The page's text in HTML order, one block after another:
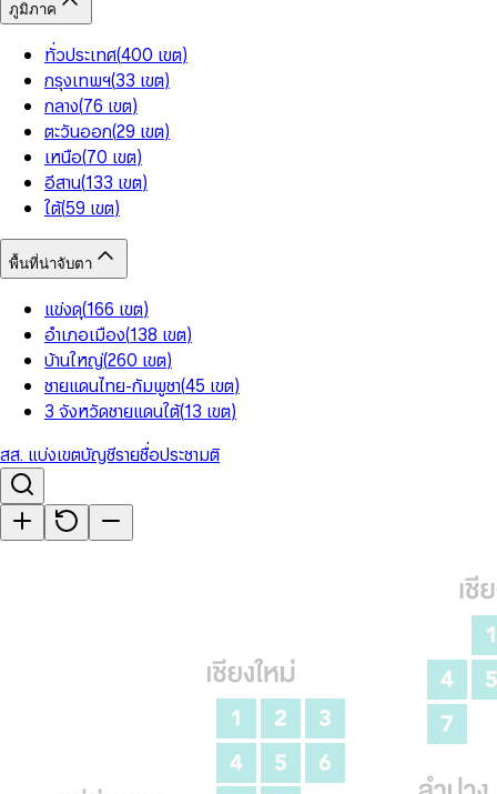
ภูมิภาค
ทั่วประเทศ(400 เขต)
กรุงเทพฯ(33 เขต)
กลาง(76 เขต)
ตะวันออก(29 เขต)
เหนือ(70 เขต)
อีสาน(133 เขต)
ใต้(59 เขต)
พื้นที่น่าจับตา
แข่งดุ(166 เขต)
อำเภอเมือง(138 เขต)
บ้านใหญ่(260 เขต)
ชายแดนไทย-กัมพูชา(45 เขต)
3 จังหวัดชายแดนใต้(13 เขต)
สส. แบ่งเขตบัญชีรายชื่อประชามติ